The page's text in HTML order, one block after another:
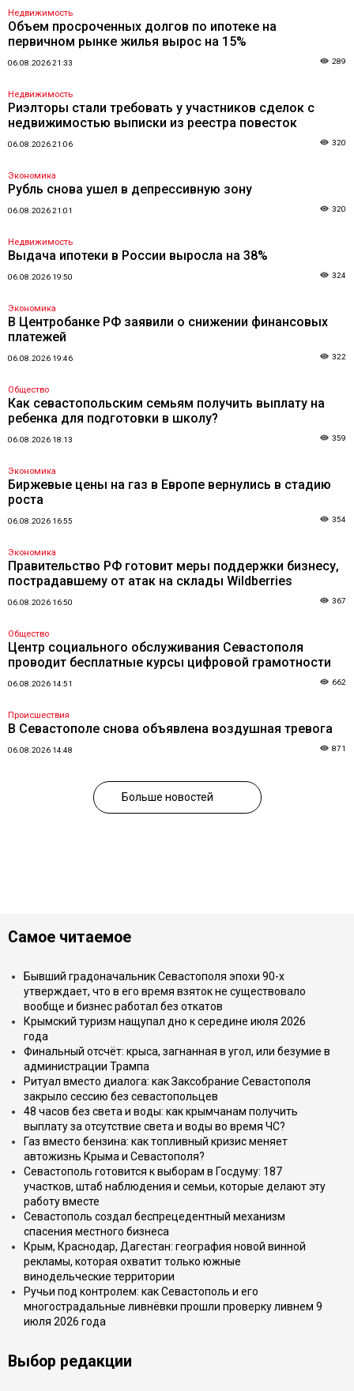
Недвижимость
Объем просроченных долгов по ипотеке на
первичном рынке жилья вырос на 15%
06.08.2026 21:33 289
Недвижимость
Риэлторы стали требовать у участников сделок с
недвижимостью выписки из реестра повесток
06.08.2026 21:06 320
Экономика
Рубль снова ушел в депрессивную зону
06.08.2026 21:01 320
Недвижимость
Выдача ипотеки в России выросла на 38%
06.08.2026 19:50 324
Экономика
В Центробанке РФ заявили о снижении финансовых
платежей
06.08.2026 19:46 322
Общество
Как севастопольским семьям получить выплату на
ребенка для подготовки в школу?
06.08.2026 18:13 359
Экономика
Биржевые цены на газ в Европе вернулись в стадию
роста
06.08.2026 16:55 354
Экономика
Правительство РФ готовит меры поддержки бизнесу,
пострадавшему от атак на склады Wildberries
06.08.2026 16:50 367
Общество
Центр социального обслуживания Севастополя
проводит бесплатные курсы цифровой грамотности
06.08.2026 14:51 662
Происшествия
В Севастополе снова объявлена воздушная тревога
06.08.2026 14:48 871
Больше новостей
Самое читаемое
Бывший градоначальник Севастополя эпохи 90-х
утверждает, что в его время взяток не существовало
вообще и бизнес работал без откатов
Крымский туризм нащупал дно к середине июля 2026
года
Финальный отсчёт: крыса, загнанная в угол, или безумие в
администрации Трампа
Ритуал вместо диалога: как Заксобрание Севастополя
закрыло сессию без севастопольцев
48 часов без света и воды: как крымчанам получить
выплату за отсутствие света и воды во время ЧС?
Газ вместо бензина: как топливный кризис меняет
автожизнь Крыма и Севастополя?
Севастополь готовится к выборам в Госдуму: 187
участков, штаб наблюдения и семьи, которые делают эту
работу вместе
Севастополь создал беспрецедентный механизм
спасения местного бизнеса
Крым, Краснодар, Дагестан: география новой винной
рекламы, которая охватит только южные
винодельческие территории
Ручьи под контролем: как Севастополь и его
многострадальные ливнёвки прошли проверку ливнем 9
июля 2026 года
Выбор редакции